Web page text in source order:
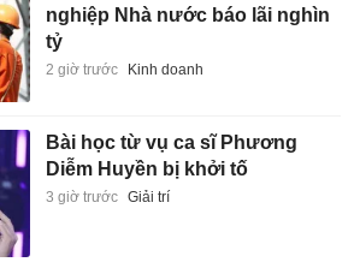
nghiệp Nhà nước báo lãi nghìn
tỷ
2 giờ trước Kinh doanh
Bài học từ vụ ca sĩ Phương
Diễm Huyền bị khởi tố
3 giờ trước Giải trí